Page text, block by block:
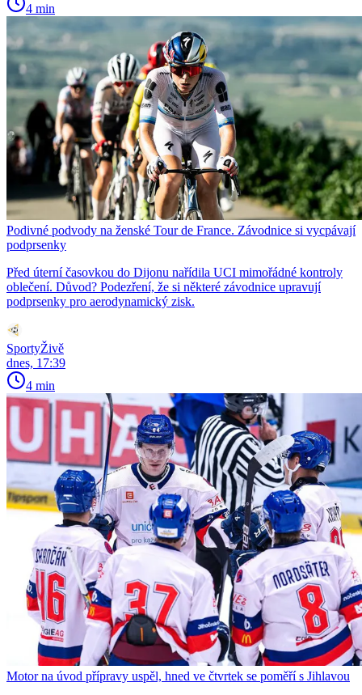
4 min
Podivné podvody na ženské Tour de France. Závodnice si vycpávají
podprsenky
Před úterní časovkou do Dijonu nařídila UCI mimořádné kontroly
oblečení. Důvod? Podezření, že si některé závodnice upravují
podprsenky pro aerodynamický zisk.
SportyŽivě
dnes, 17:39
4 min
Motor na úvod přípravy uspěl, hned ve čtvrtek se poměří s Jihlavou